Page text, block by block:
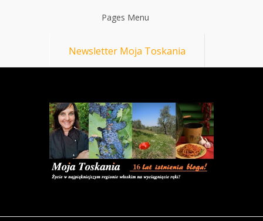
Pages Menu
Newsletter Moja Toskania